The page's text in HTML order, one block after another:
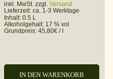
inkl. MwSt. zzgl. Versand
Lieferzeit: ca. 1-3 Werktage
Inhalt: 0.5 L
Alkoholgehalt: 17 % vol
Grundpreis: 45,80€ /
IN DEN WARENKORB